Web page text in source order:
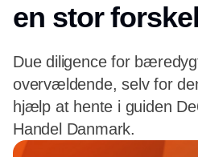
en stor forskel
Due diligence for
overvældende, selv for
hjælp at hente i guiden
Handel Danmark.